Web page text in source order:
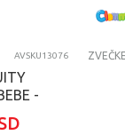
AVSKU13076
-